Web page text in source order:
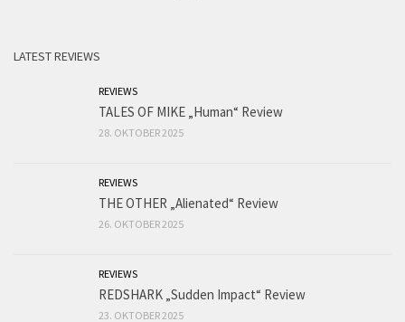
LATEST REVIEWS
REVIEWS
TALES OF MIKE „Human“ Review
28. OKTOBER 2025
REVIEWS
THE OTHER „Alienated“ Review
26. OKTOBER 2025
REVIEWS
REDSHARK „Sudden Impact“ Review
23. OKTOBER 2025